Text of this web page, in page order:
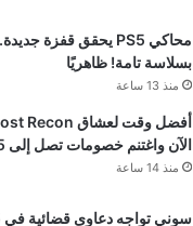
بسلاسة تامة! ظاهريًا
منذ 13 ساعة
الآن واغتنم خصومات تصل إلى 95%
منذ 14 ساعة